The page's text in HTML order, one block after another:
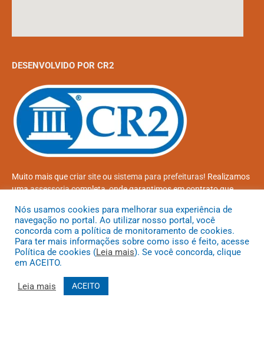
DESENVOLVIDO POR CR2
Muito mais quecriar siteou sistema para prefeituras! Realizamos
umaassessoriacompleta, onde garantimos em contrato que
atendidas.
Conheça oPNTPe oRadar da Transparência Pública
Todos os direitos reservados a Prefeitura Municipal de Coroatá
Nós usamos cookies para melhorar sua experiência de
navegação no portal. Ao utilizar nosso portal, você
concorda com a política de monitoramento de cookies.
Para ter mais informações sobre como isso é feito, acesse
Política de cookies (Leia mais). Se você concorda, clique
em ACEITO.
Leia mais ACEITO